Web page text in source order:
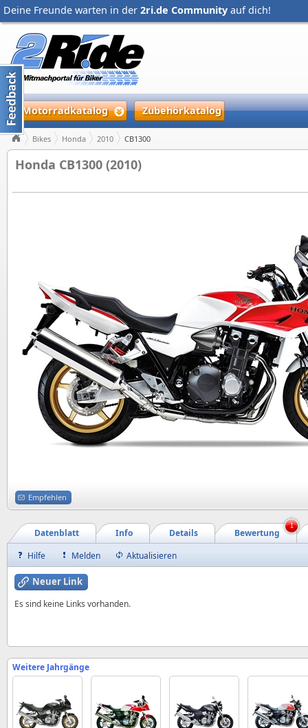
Deine Freunde warten in der 2ri.de Community auf dich!
Motorradkatalog Zubehörkatalog
Bikes Honda 2010 CB1300
Honda CB1300 (2010)
Empfehlen
Bewertung
Details
Info
Datenblatt
1
Hilfe Melden Aktualisieren
Neuer Link
Es sind keine Links vorhanden.
Weitere Jahrgänge